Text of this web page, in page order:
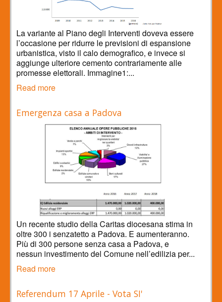
La variante al Piano degli Interventi doveva essere
l’occasione per ridurre le previsioni di espansione
urbanistica, visto il calo demografico, e invece si
aggiunge ulteriore cemento contrariamente alle
promesse elettorali. Immagine1:...
Read more
Emergenza casa a Padova
Un recente studio della Caritas diocesana stima in
oltre 300 i senzatetto a Padova. E aumenteranno.
Più di 300 persone senza casa a Padova, e
nessun investimento del Comune nell’edilizia per...
Read more
Referendum 17 Aprile - Vota SI'